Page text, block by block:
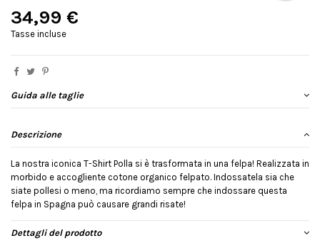
34,99 €
Tasse incluse
Guida alle taglie
Descrizione
La nostra iconica T-Shirt Polla si è trasformata in una felpa! Realizzata in
morbido e accogliente cotone organico felpato. Indossatela sia che
siate pollesi o meno, ma ricordiamo sempre che indossare questa
felpa in Spagna può causare grandi risate!
Dettagli del prodotto